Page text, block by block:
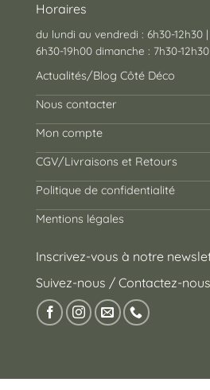
Horaires
du lundi au vendredi : 6h30-12h30
6h30-19h00 dimanche : 7h30-12h30
Actualités/Blog Côté Déco
Nous contacter
Mon compte
CGV/Livraisons et Retours
Politique de confidentialité
Mentions légales
Inscrivez-vous à notre
Suivez-nous / Contactez-nous